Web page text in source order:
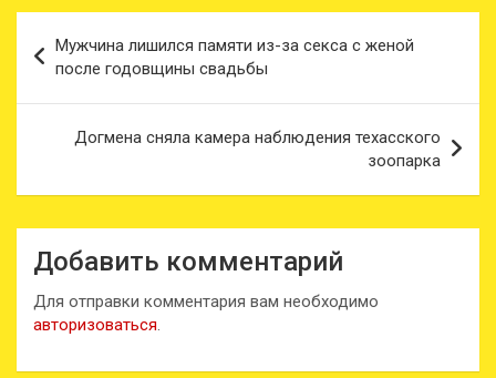
по
записям
Мужчина лишился памяти из-за секса с женой
после годовщины свадьбы
Догмена сняла камера наблюдения техасского
зоопарка
Добавить комментарий
Для отправки комментария вам необходимо
авторизоваться.